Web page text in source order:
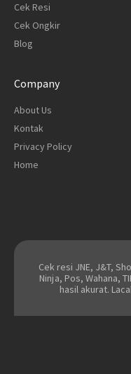
Cek Resi
Cek Ongkir
Blog
Company
About Us
Kontak
Privacy Policy
Home
Cek resi JNE, J&T,
Ninja, Pos, Wahana,
hasil akurat.